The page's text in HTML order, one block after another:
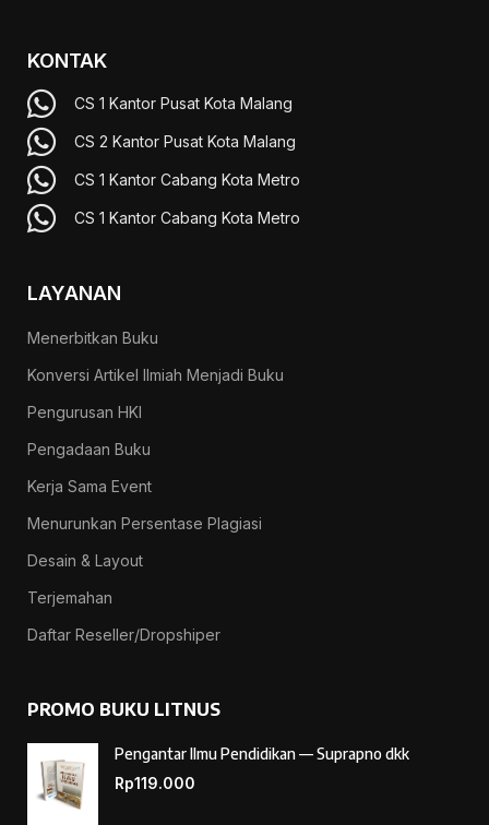
KONTAK
CS 1 Kantor Pusat Kota Malang
CS 2 Kantor Pusat Kota Malang
CS 1 Kantor Cabang Kota Metro
CS 1 Kantor Cabang Kota Metro
LAYANAN
Menerbitkan Buku
Konversi Artikel Ilmiah Menjadi Buku
Pengurusan HKI
Pengadaan Buku
Kerja Sama Event
Menurunkan Persentase Plagiasi
Desain & Layout
Terjemahan
Daftar Reseller/Dropshiper
PROMO BUKU LITNUS
Pengantar Ilmu Pendidikan — Suprapno dkk
Rp119.000